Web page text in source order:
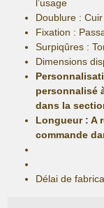
l’usage
Doublure : Cuir
Fixation :
Surpiqûres :
Dimensions
personnalisé
dans la
Longueur: A
commande
Délai de